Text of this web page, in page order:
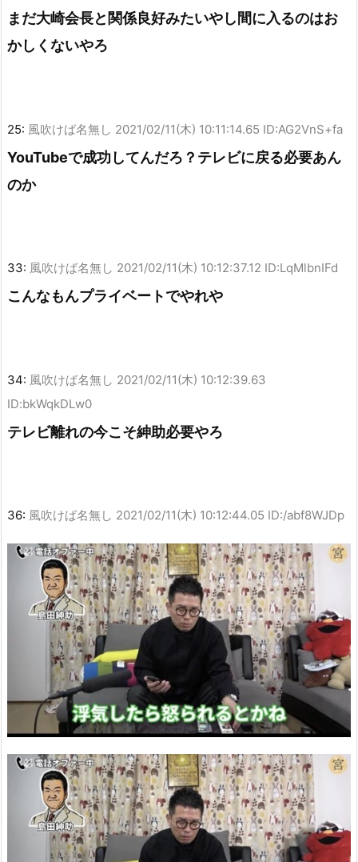
まだ大崎会長と関係良好みたいやし間に入るのはお
かしくないやろ
25: 風吹けば名無し 2021/02/11(木) 10:11:14.65 ID:AG2VnS+fa
YouTubeで成功してんだろ？テレビに戻る必要あん
のか
33: 風吹けば名無し 2021/02/11(木) 10:12:37.12 ID:LqMlbnIFd
こんなもんプライベートでやれや
34: 風吹けば名無し 2021/02/11(木) 10:12:39.63
ID:bkWqkDLw0
テレビ離れの今こそ紳助必要やろ
36: 風吹けば名無し 2021/02/11(木) 10:12:44.05 ID:/abf8WJDp